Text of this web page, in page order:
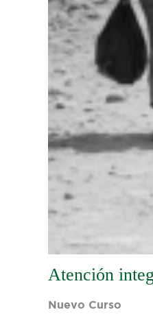
Atención
Nuevo Curso